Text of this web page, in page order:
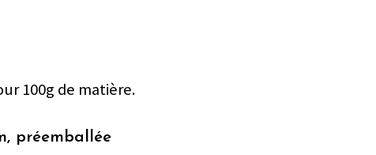
100g de matière.
préemballée